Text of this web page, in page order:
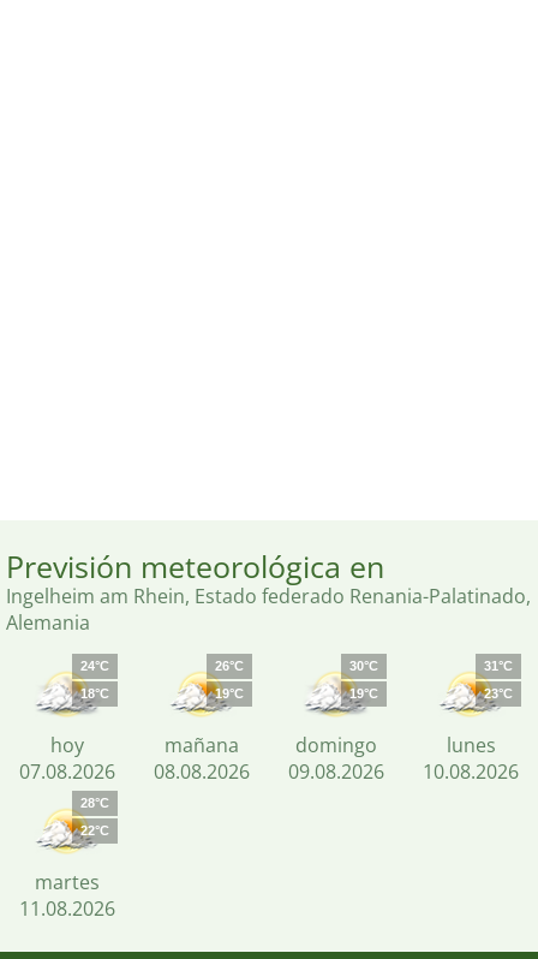
Previsión meteorológica en
Ingelheim am Rhein, Estado federado Renania-Palatinado,
Alemania
24°C
18°C
hoy
07.08.2026
26°C
19°C
mañana
08.08.2026
30°C
19°C
domingo
09.08.2026
31°C
23°C
lunes
10.08.2026
28°C
22°C
martes
11.08.2026